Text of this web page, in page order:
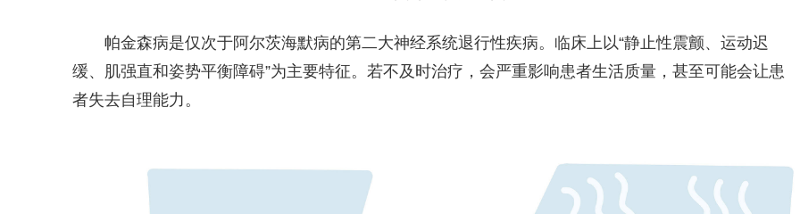
帕金森病是仅次于阿尔茨海默病的第二大神经系统退行性疾病。临床上以“静止性震颤、运动迟
缓、肌强直和姿势平衡障碍”为主要特征。若不及时治疗，会严重影响患者生活质量，甚至可能会让患
者失去自理能力。